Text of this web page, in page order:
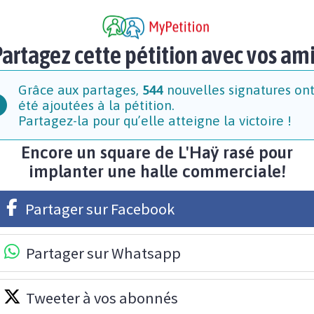
cette pétition avec vos
Grâce aux partages, 544nouvelles signatures ont
été ajoutées à la pétition.
Partagez-la pour qu’elle atteigne la victoire !
Encore un square de L'Haÿ rasé pour
implanter une halle commerciale!
Partager sur Facebook
Partager sur Whatsapp
Tweeter à vos abonnés